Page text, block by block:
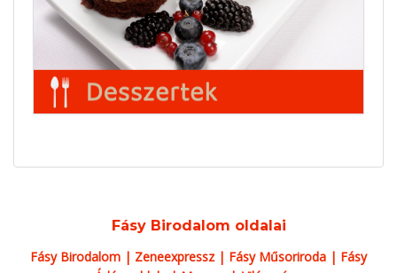
Fásy Birodalom oldalai
Fásy Birodalom | Zeneexpressz | Fásy Műsoriroda | Fásy